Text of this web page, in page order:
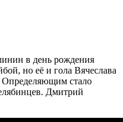
в день рождения
но её и гола Вячеслава
Определяющим стало
Дмитрий